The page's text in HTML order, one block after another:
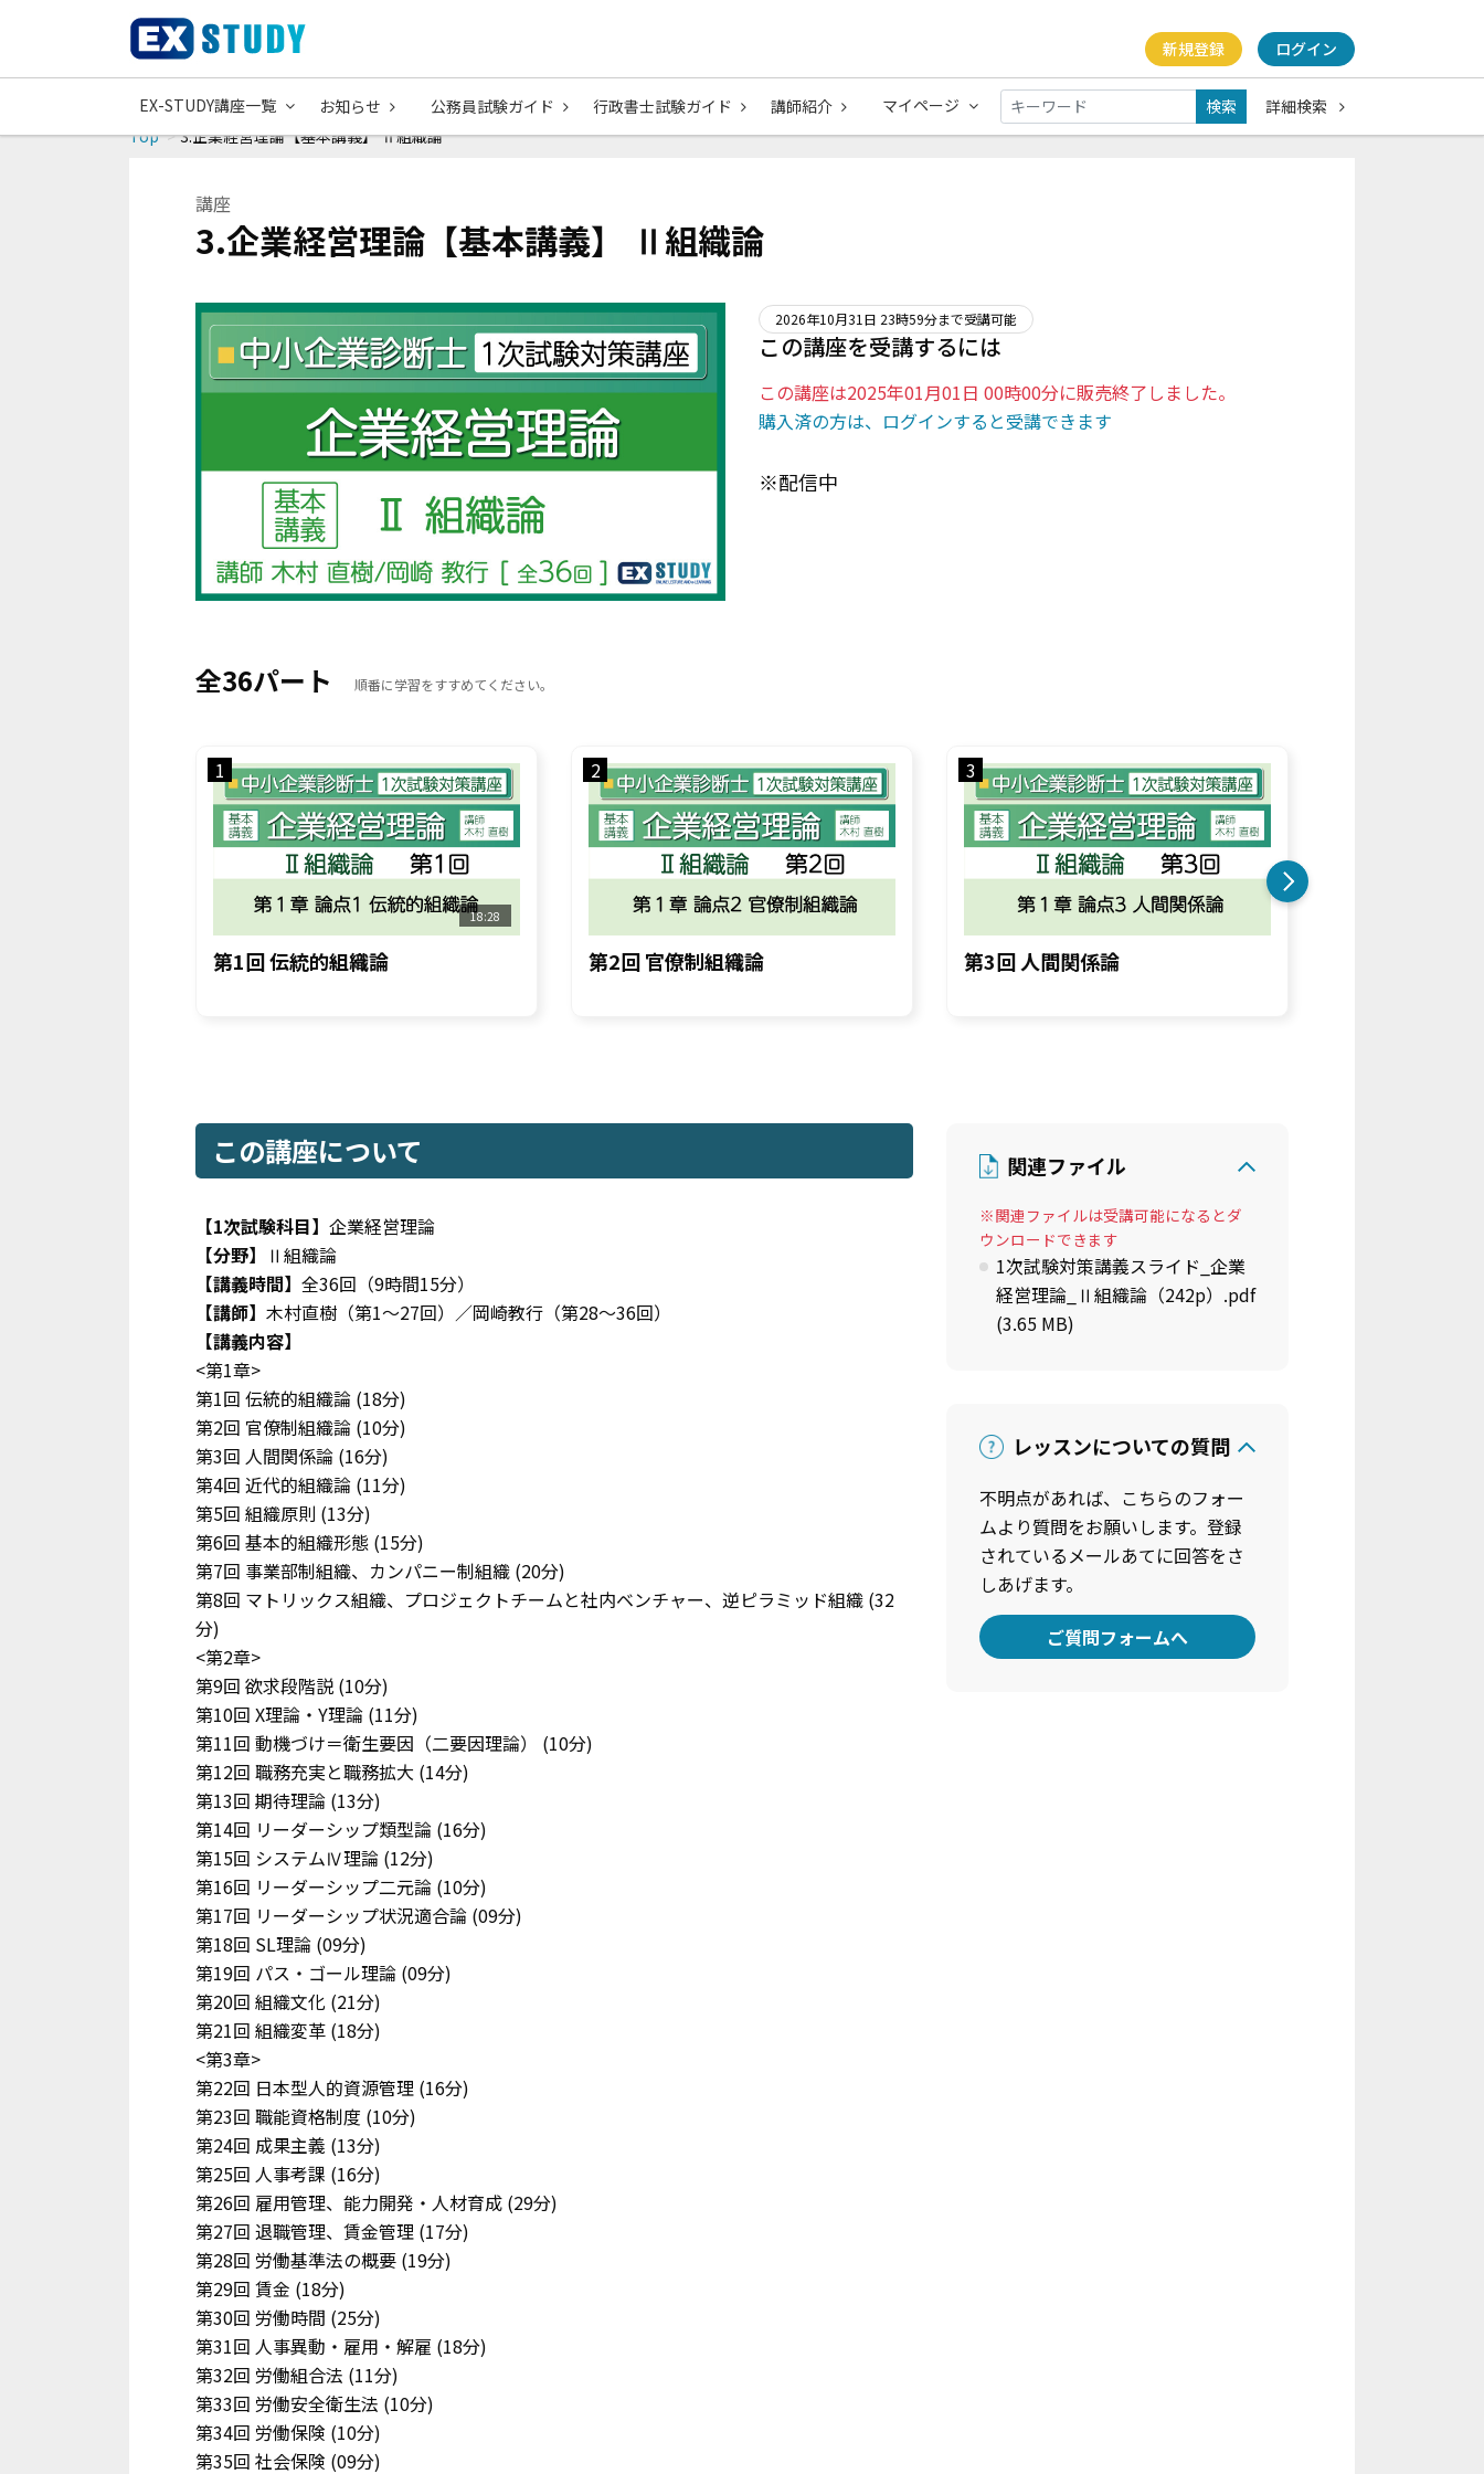
新規登録 ログイン
EX-STUDY講座一覧 お知らせ 公務員試験ガイド 行政書士試験ガイド 講師紹介 マイページ 検索
詳細検索
Top
3.企業経営理論【基本講義】 Ⅱ組織論
講座
3.企業経営理論【基本講義】 Ⅱ組織論
2026年10月31日 23時59分まで受講可能
この講座を受講するには
この講座は2025年01月01日 00時00分に販売終了しました。
購入済の方は、ログインすると受講できます
※配信中
全36パート 順番に学習をすすめてください。
1
18:28
第1回 伝統的組織論
2
第2回 官僚制組織論
3
第3回 人間関係論
この講座について
【1次試験科目】 企業経営理論
【分野】
Ⅱ組織論
【講義時間】 全36回（9時間15分）
【講師】 木村直樹（第1～27回）／岡崎教行（第28～36回）
【講義内容】
<第1章>
第1回 伝統的組織論 (18分)
第2回 官僚制組織論 (10分)
第3回 人間関係論 (16分)
第4回 近代的組織論 (11分)
第5回 組織原則 (13分)
第6回 基本的組織形態 (15分)
第7回 事業部制組織、カンパニー制組織 (20分)
第8回 マトリックス組織、プロジェクトチームと社内ベンチャー、逆ピラミッド組織 (32
分)
<第2章>
第9回 欲求段階説 (10分)
第10回 X理論・Y理論 (11分)
第11回 動機づけ＝衛生要因（二要因理論）
(10分)
第12回 職務充実と職務拡大 (14分)
第13回 期待理論 (13分)
第14回 リーダーシップ類型論 (16分)
第15回 システムⅣ理論 (12分)
第16回 リーダーシップ二元論 (10分)
第17回 リーダーシップ状況適合論 (09分)
第18回 SL理論 (09分)
第19回 パス・ゴール理論 (09分)
第20回 組織文化 (21分)
第21回 組織変革 (18分)
<第3章>
第22回 日本型人的資源管理 (16分)
第23回 職能資格制度 (10分)
第24回 成果主義 (13分)
第25回 人事考課 (16分)
第26回 雇用管理、能力開発・人材育成 (29分)
第27回 退職管理、賃金管理 (17分)
第28回 労働基準法の概要 (19分)
第29回 賃金 (18分)
第30回 労働時間 (25分)
第31回 人事異動・雇用・解雇 (18分)
第32回 労働組合法 (11分)
第33回 労働安全衛生法 (10分)
第34回 労働保険 (10分)
第35回 社会保険 (09分)
関連ファイル
※関連ファイルは受講可能になるとダ
ウンロードできます
1次試験対策講義スライド_企業
経営理論_Ⅱ組織論（242p）.pdf
(3.65 MB)
レッスンについての質問
不明点があれば、こちらのフォー
ムより質問をお願いします。登録
されているメールあてに回答をさ
しあげます。
ご質問フォームへ